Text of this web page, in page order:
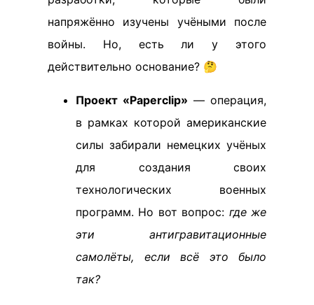
напряжённо изучены учёными после
войны. Но, есть ли у этого
действительно основание? 🤔
Проект «Paperclip» — операция,
в рамках которой американские
силы забирали немецких учёных
для создания своих
технологических военных
программ. Но вот вопрос: где же
эти антигравитационные
самолёты, если всё это было
так?